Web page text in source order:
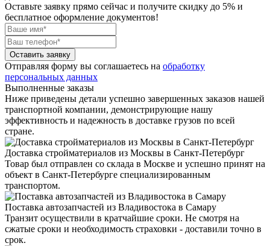
Оставьте заявку прямо сейчас и получите скидку до 5% и
бесплатное оформление документов!
Оставить заявку
Отправляя форму вы соглашаетесь на обработку
персональных данных
Выполненные заказы
Ниже приведены детали успешно завершенных заказов нашей
транспортной компании, демонстрирующие нашу
эффективность и надежность в доставке грузов по всей
стране.
Доставка стройматериалов из Москвы в Санкт-Петербург
Товар был отправлен со склада в Москве и успешно принят на
объект в Санкт-Петербурге специализированным
транспортом.
Поставка автозапчастей из Владивостока в Самару
Транзит осуществили в кратчайшие сроки. Не смотря на
сжатые сроки и необходимость страховки - доставили точно в
срок.